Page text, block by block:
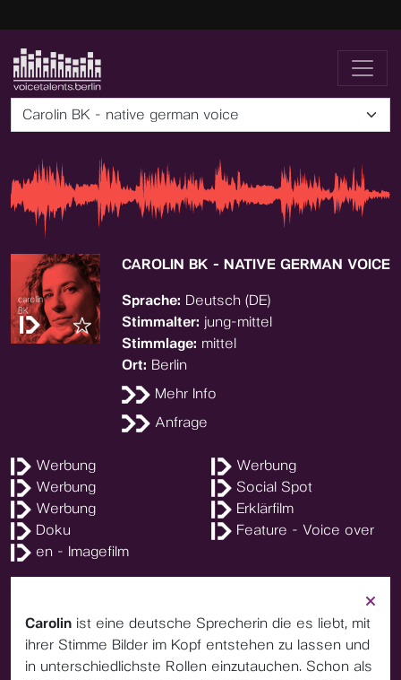
Carolin BK - native german voice
Carolin ist eine deutsche Sprecherin die es liebt, mit
ihrer Stimme Bilder im Kopf entstehen zu lassen und
in unterschiedlichste Rollen einzutauchen. Schon als
CAROLIN BK - NATIVE GERMAN VOICE
Sprache: Deutsch (DE)
Stimmalter: jung-mittel
Stimmlage: mittel
Ort: Berlin
Mehr Info
Anfrage
Werbung
Werbung
Werbung
Social Spot
Werbung
Erklärfilm
Doku
Feature - Voice over
en - Imagefilm